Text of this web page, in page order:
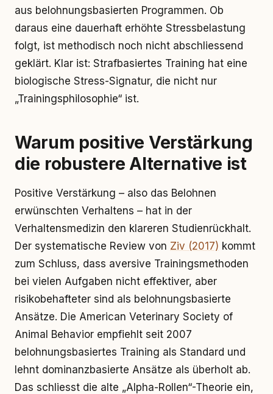
aus belohnungsbasierten Programmen. Ob
daraus eine dauerhaft erhöhte Stressbelastung
folgt, ist methodisch noch nicht abschliessend
geklärt. Klar ist: Strafbasiertes Training hat eine
biologische Stress-Signatur, die nicht nur
„Trainingsphilosophie“ ist.
Warum positive Verstärkung
die robustere Alternative ist
Positive Verstärkung – also das Belohnen
erwünschten Verhaltens – hat in der
Verhaltensmedizin den klareren Studienrückhalt.
Der systematische Review von Ziv (2017) kommt
zum Schluss, dass aversive Trainingsmethoden
bei vielen Aufgaben nicht effektiver, aber
risikobehafteter sind als belohnungsbasierte
Ansätze. Die American Veterinary Society of
Animal Behavior empfiehlt seit 2007
belohnungsbasiertes Training als Standard und
lehnt dominanzbasierte Ansätze als überholt ab.
Das schliesst die alte „Alpha-Rollen“-Theorie ein,